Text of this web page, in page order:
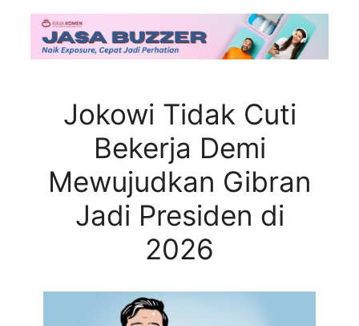
Jokowi Tidak Cuti
Bekerja Demi
Mewujudkan Gibran
Jadi Presiden di
2026